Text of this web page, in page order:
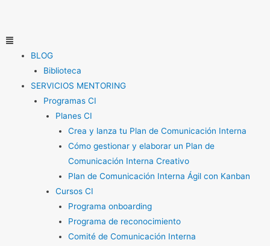
contenido
Menú
BLOG
Biblioteca
SERVICIOS MENTORING
Programas CI
Planes CI
Crea y lanza tu Plan de Comunicación Interna
Cómo gestionar y elaborar un Plan de
Comunicación Interna Creativo
Plan de Comunicación Interna Ágil con Kanban
Cursos CI
Programa onboarding
Programa de reconocimiento
Comité de Comunicación Interna